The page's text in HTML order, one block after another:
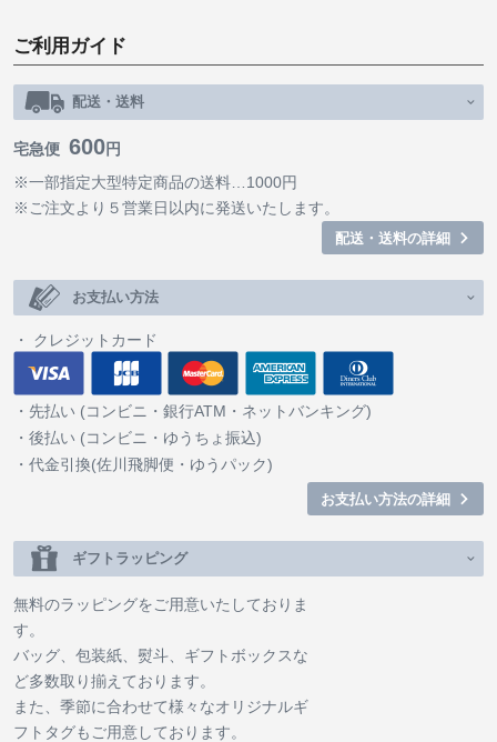
ご利用ガイド
配送・送料
宅急便 600 円
※一部指定大型特定商品の送料…1000円
※ご注文より５営業日以内に発送いたします。
配送・送料の詳細
お支払い方法
クレジットカード
先払い (コンビニ・銀行ATM・ネットバンキング)
後払い (コンビニ・ゆうちょ振込)
代金引換(佐川飛脚便・ゆうパック)
お支払い方法の詳細
ギフトラッピング
無料のラッピングをご用意いたしておりま
す。
バッグ、包装紙、熨斗、ギフトボックスな
ど多数取り揃えております。
また、季節に合わせて様々なオリジナルギ
フトタグもご用意しております。